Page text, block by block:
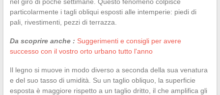
particolarmente i tagli obliqui esposti alle intemperie: piedi di
pali, rivestimenti, pezzi di terrazza.
Da scoprire anche : Suggerimenti e consigli per avere
successo con il vostro orto urbano tutto l'anno
Il legno si muove in modo diverso a seconda della sua venatura
e del suo tasso di umidità. Su un taglio obliquo, la superficie
esposta è maggiore rispetto a un taglio dritto, il che amplifica gli